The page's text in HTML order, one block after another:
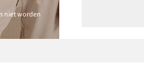
niet worden